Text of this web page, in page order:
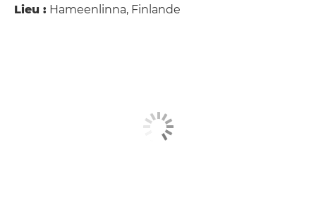
Lieu : Hameenlinna, Finlande